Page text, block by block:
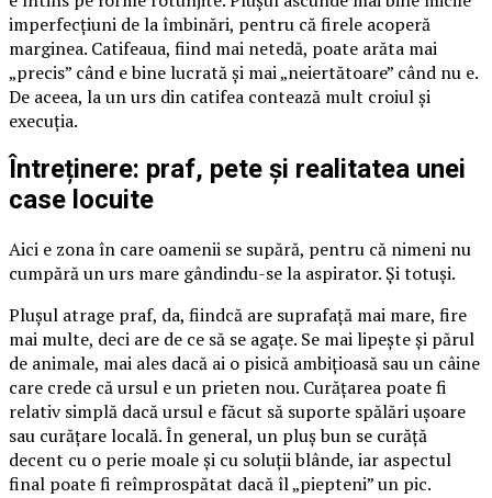
imperfecțiuni de la îmbinări, pentru că firele acoperă
marginea. Catifeaua, fiind mai netedă, poate arăta mai
„precis” când e bine lucrată și mai „neiertătoare” când nu e.
De aceea, la un urs din catifea contează mult croiul și
execuția.
Întreținere: praf, pete și realitatea unei
case locuite
Aici e zona în care oamenii se supără, pentru că nimeni nu
cumpără un urs mare gândindu-se la aspirator. Și totuși.
Plușul atrage praf, da, fiindcă are suprafață mai mare, fire
mai multe, deci are de ce să se agațe. Se mai lipește și părul
de animale, mai ales dacă ai o pisică ambițioasă sau un câine
care crede că ursul e un prieten nou. Curățarea poate fi
relativ simplă dacă ursul e făcut să suporte spălări ușoare
sau curățare locală. În general, un pluș bun se curăță
decent cu o perie moale și cu soluții blânde, iar aspectul
final poate fi reîmprospătat dacă îl „piepteni” un pic.